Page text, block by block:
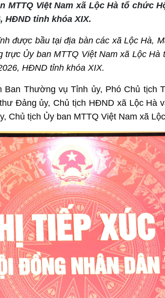
Việt Nam xã Lộc Hà tổ chức
tỉnh khóa XIX.
được bầu tại địa bàn các xã Lộc Hà,
Ủy ban MTTQ Việt Nam xã Lộc Hà
HĐND tỉnh khóa XIX.
Thường vụ Tỉnh ủy, Phó Chủ tịch
Đảng ủy, Chủ tịch HĐND xã Lộc Hà
Chủ tịch Ủy ban MTTQ Việt Nam xã